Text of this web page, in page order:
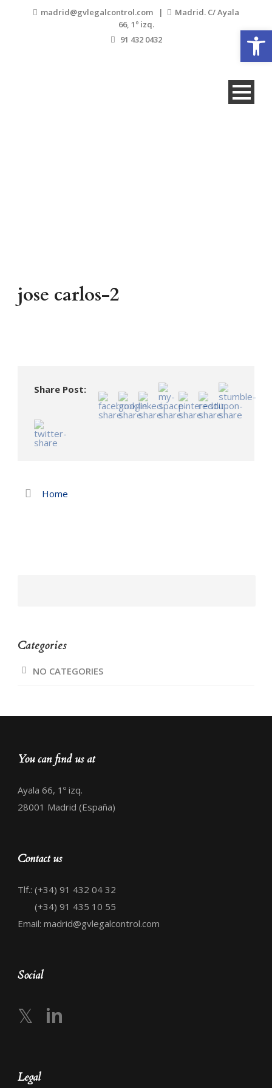
madrid@gvlegalcontrol.com |
Madrid. C/ Ayala
66, 1º izq.
91 432 0432
jose carlos-2
Share Post:
Home
Categories
NO CATEGORIES
You can find us at
Ayala 66, 1º izq.
28001 Madrid (España)
Contact us
Tlf.: (+34) 91 432 04 32
(+34) 91 435 10 55
Email: madrid@gvlegalcontrol.com
Social
𝕏 in
Legal